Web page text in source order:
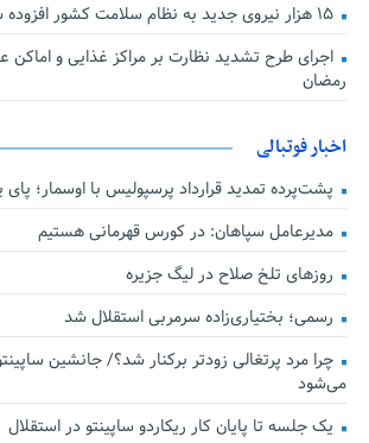
۱۵ هزار نیروی جدید به نظام سلامت کشور افزوده شد
اجرای طرح تشدید نظارت بر مراکز غذایی و اماکن
رمضان
اخبار فوتبالی
پشت‌پرده تمدید قرارداد پرسپولیس با اوسمار؛
مدیرعامل سپاهان: در کورس قهرمانی هستیم
روزهای تلخ صلاح در لیگ جزیره
رسمی؛ بختیاری‌زاده سرمربی استقلال شد
چرا مرد پرتغالی زودتر برکنار شد؟/ جانشین
می‌شود
یک جلسه تا پایان کار ریکاردو ساپینتو در استقلال